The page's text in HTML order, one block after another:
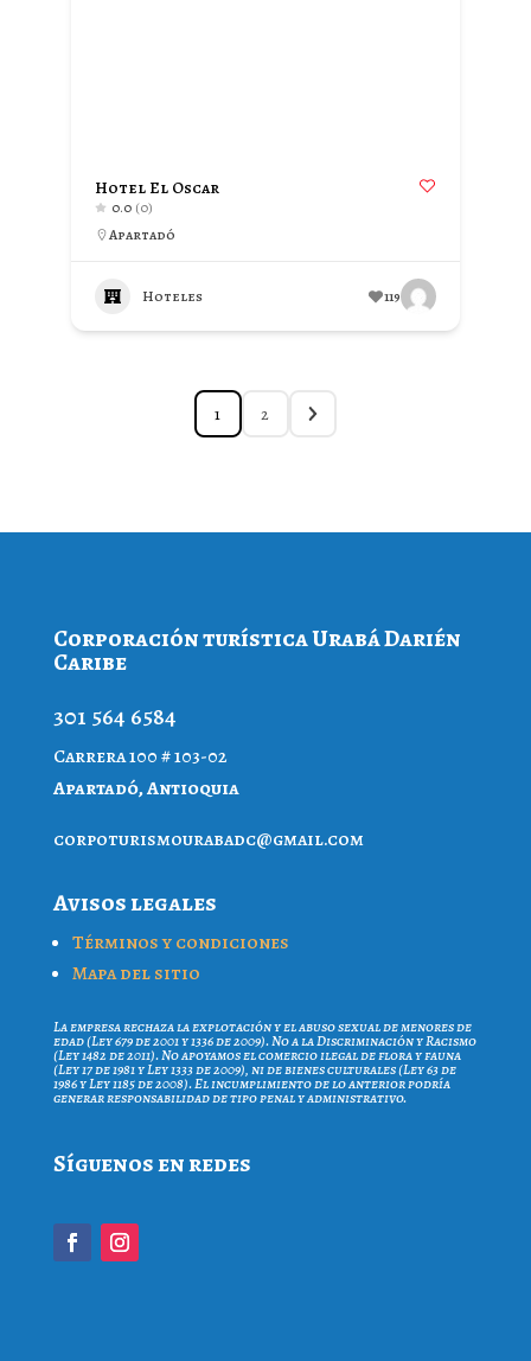
Hotel El Oscar
0.0 (0)
Apartadó
Hoteles 119
1 2
Corporación turística Urabá Darién
Caribe
301 564 6584
Carrera 100 # 103-02
Apartadó, Antioquia
moc.l
iamg@
cdaba
ruoms
iruto
proc
Avisos legales
Términos y condiciones
Mapa del sitio
La empresa rechaza la explotación y el abuso sexual de menores de
edad (Ley 679 de 2001 y 1336 de 2009). No a la Discriminación y Racismo
(Ley 1482 de 2011). No apoyamos el comercio ilegal de flora y fauna
(Ley 17 de 1981 y Ley 1333 de 2009), ni de bienes culturales (Ley 63 de
1986 y Ley 1185 de 2008). El incumplimiento de lo anterior podría
generar responsabilidad de tipo penal y administrativo.
Síguenos en redes